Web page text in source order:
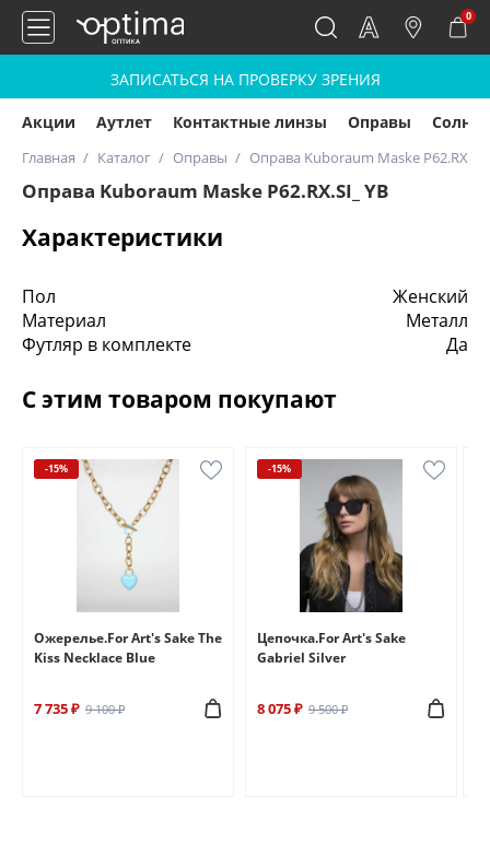
0
ЗАПИСАТЬСЯ НА ПРОВЕРКУ ЗРЕНИЯ
Акции Аутлет Контактные линзы Оправы
Главная Каталог Оправы Оправа Kuboraum Maske
Оправа Kuboraum Maske P62.RX.SI_ YB
Характеристики
Пол
Женский
Материал
Металл
Футляр в комплекте
Да
С этим товаром покупают
-15%
Ожерелье.For Art's Sake The
Kiss Necklace Blue
7 735 ₽ 9 100 ₽
-15%
Цепочка.For Art's Sake
Gabriel Silver
8 075 ₽ 9 500 ₽